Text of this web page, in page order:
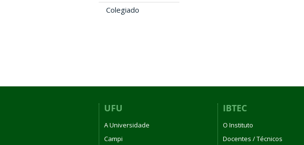
Colegiado
UFU
A Universidade
Campi
IBTEC
O Instituto
Docentes / Técnicos